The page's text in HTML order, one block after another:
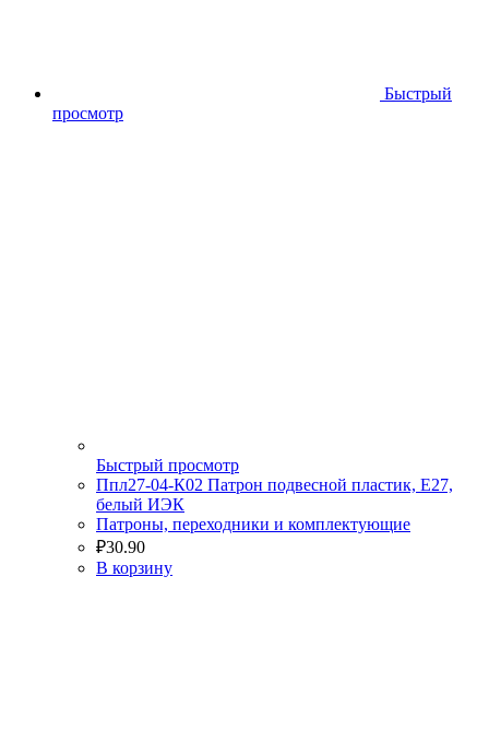
Быстрый
просмотр
Быстрый просмотр
Ппл27-04-К02 Патрон подвесной пластик, Е27,
белый ИЭК
Патроны, переходники и комплектующие
₽30.90
В корзину